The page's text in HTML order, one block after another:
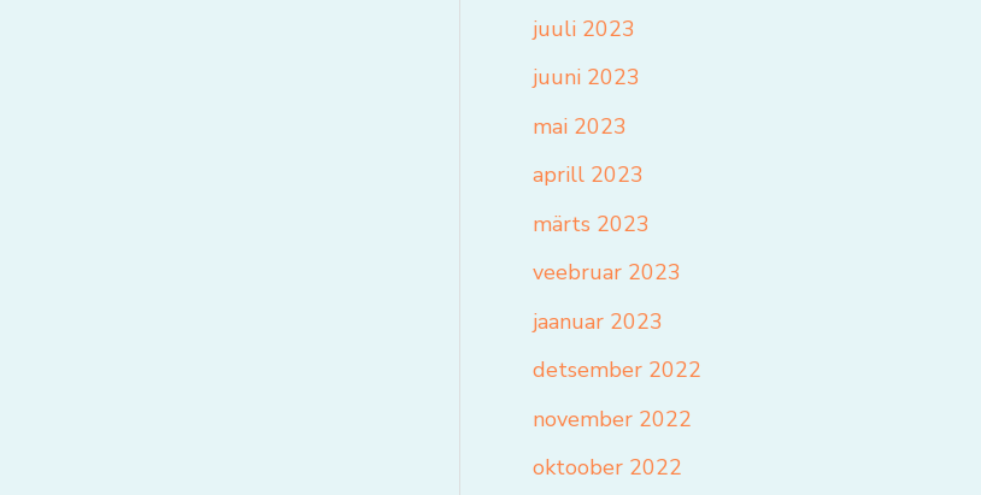
juuli 2023
juuni 2023
mai 2023
aprill 2023
märts 2023
veebruar 2023
jaanuar 2023
detsember 2022
november 2022
oktoober 2022